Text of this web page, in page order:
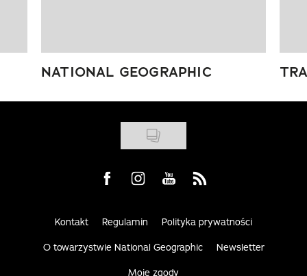
NATIONAL GEOGRAPHIC
Visit us on Facebook
Visit us on Instagram
Visit us on Youtube
Visit us on Rss
Kontakt Regulamin Polityka prywatności
O towarzystwie National Geographic Newsletter
Moje zgody